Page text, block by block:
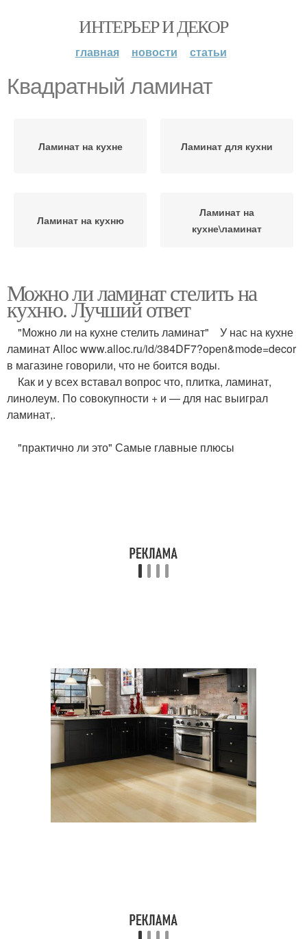
ИНТЕРЬЕР И ДЕКОР
главная новости статьи
Квадратный ламинат
Ламинат на кухне Ламинат для кухни
Ламинат на кухню
Ламинат на
кухне\ламинат
Можно ли ламинат стелить на
кухню. Лучший ответ
"Можно ли на кухне стелить ламинат" У нас на кухне
ламинат Alloc www.alloc.ru/id/384DF7?open&mode=decor
в магазине говорили, что не боится воды.
Как и у всех вставал вопрос что, плитка, ламинат,
линолеум. По совокупности + и — для нас выиграл
ламинат,.
"практично ли это" Самые главные плюсы